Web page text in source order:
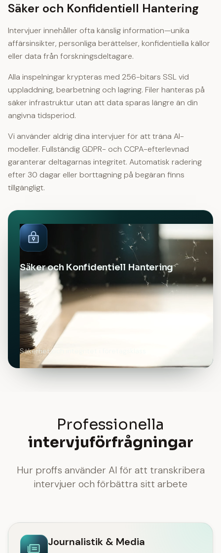
Säker och Konfidentiell Hantering
Intervjuer innehåller ofta känslig information—unika
affärsinsikter, personliga berättelser, konfidentiella källor
eller data från forskningsdeltagare.
Alla inspelningar krypteras med 256-bitars SSL vid
uppladdning, bearbetning och lagring. Filer hanteras på
säker infrastruktur utan att data sparas längre än din
angivna tidsperiod.
Vi använder aldrig dina intervjuer för att träna AI-
modeller. Fullständig GDPR- och CCPA-efterlevnad
garanterar deltagarnas integritet. Automatisk radering
efter 30 dagar eller borttagning på begäran finns
tillgängligt.
Säker och Konfidentiell Hantering
Säkerhet och integritet i företagsklass
Professionella
intervjuförfrågningar
Hur proffs använder AI för att transkribera
intervjuer och förbättra sitt arbete
Journalistik & Media